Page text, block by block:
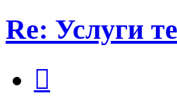
Re: Услуги